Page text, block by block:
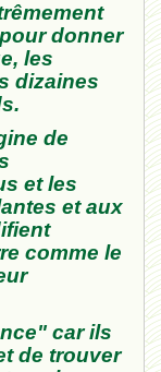
donner
les
dizaines
de
et les
et aux
comme le
car ils
de trouver